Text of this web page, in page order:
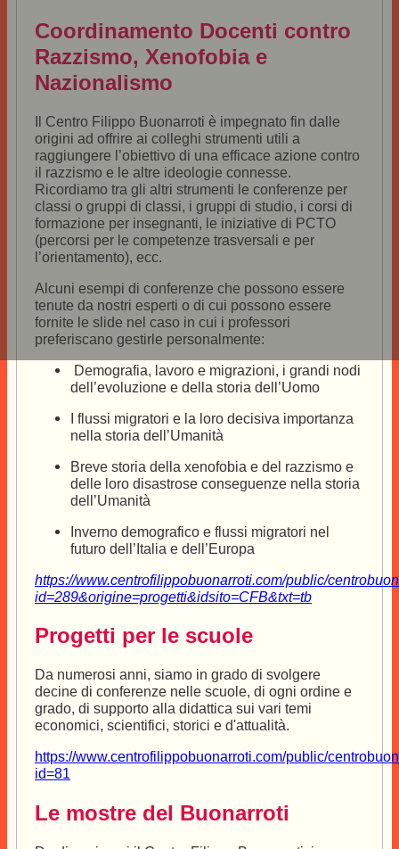
Coordinamento Docenti contro
Razzismo, Xenofobia e
Nazionalismo
Il Centro Filippo Buonarroti è impegnato fin dalle
origini ad offrire ai colleghi strumenti utili a
raggiungere l’obiettivo di una efficace azione contro
il razzismo e le altre ideologie connesse.
Ricordiamo tra gli altri strumenti le conferenze per
classi o gruppi di classi, i gruppi di studio, i corsi di
formazione per insegnanti, le iniziative di PCTO
(percorsi per le competenze trasversali e per
l’orientamento), ecc.
Alcuni esempi di conferenze che possono essere
tenute da nostri esperti o di cui possono essere
fornite le slide nel caso in cui i professori
preferiscano gestirle personalmente:
Demografia, lavoro e migrazioni, i grandi nodi
dell’evoluzione e della storia dell’Uomo
I flussi migratori e la loro decisiva importanza
nella storia dell’Umanità
Breve storia della xenofobia e del razzismo e
delle loro disastrose conseguenze nella storia
dell’Umanità
Inverno demografico e flussi migratori nel
futuro dell’Italia e dell’Europa
https://www.centrofilippobuonarroti.com/public/
id=289&origine=progetti&idsito=CFB&txt=tb
Progetti per le scuole
Da numerosi anni, siamo in grado di svolgere
decine di conferenze nelle scuole, di ogni ordine e
grado, di supporto alla didattica sui vari temi
economici, scientifici, storici e d'attualità.
https://www.centrofilippobuonarroti.com/public/
id=81
Le mostre del Buonarroti